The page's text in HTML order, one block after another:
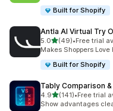
Built for Shopify
Antla AI Virtual Try
5.0별 5개 중
(49)
총 리뷰 49개
•Free trial
Makes Shoppers Love
Built for Shopify
Tably Comparison
4.9별 5개 중
(141)
총 리뷰 141개
•Free trial
Show advantages